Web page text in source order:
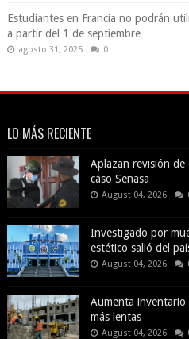
Estudiantes en Francia no podrán
a partir del 1 de septiembre
agosto 31, 2025 0
LO MÁS RECIENTE
Aplazan revisión
caso Senasa
August 04, 2026
Investigado por
estético salió del
August 04, 2026
Aumenta inventario
más lentas
August 04, 2026